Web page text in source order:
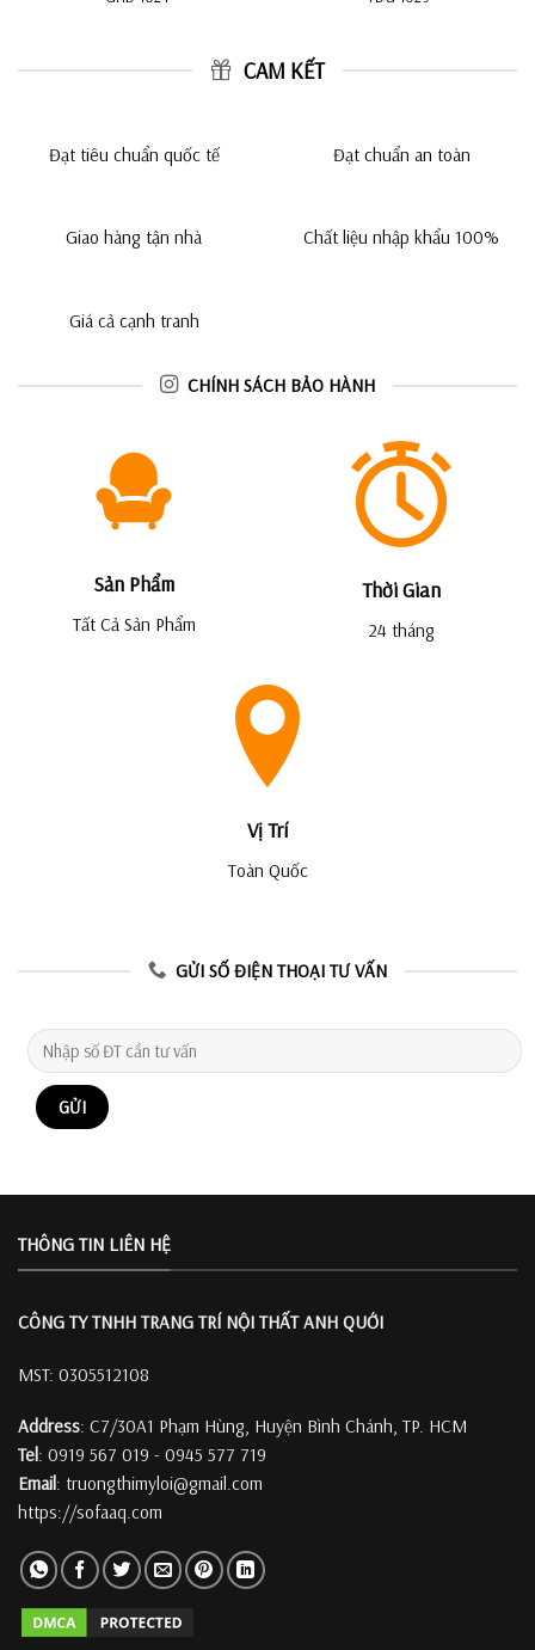
CAM KẾT
Đạt tiêu chuẩn quốc tế Đạt chuẩn an toàn
Giao hàng tận nhà Chất liệu nhập khẩu 100%
Giá cả cạnh tranh
CHÍNH SÁCH BẢO HÀNH
Sản Phẩm
Tất Cả Sản Phẩm
Thời Gian
24 tháng
Vị Trí
Toàn Quốc
GỬI SỐ ĐIỆN THOẠI TƯ VẤN
THÔNG TIN LIÊN HỆ
CÔNG TY TNHH TRANG TRÍ NỘI THẤT ANH QUỚI
MST: 0305512108
Address: C7/30A1 Phạm Hùng, Huyện Bình Chánh, TP. HCM
Tel : 0919 567 019 - 0945 577 719
Email : truongthimyloi@gmail.com
https://sofaaq.com